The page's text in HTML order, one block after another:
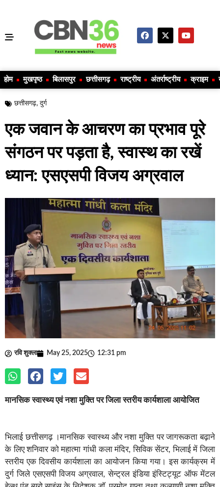
होम मुखपृष्ठ बिलासपुर छत्तीसगढ़ राष्ट्रीय अंतर्राष्ट्रीय क्राइम
छत्तीसगढ़, दुर्ग
एक जवान के आचरण का प्रभाव पूरे
संगठन पर पड़ता है, स्वास्थ का रखें
ध्यान: एसएसपी विजय अग्रवाल
रवि शुक्ला May 25, 2025 12:31 pm
मानसिक स्वास्थ्य एवं नशा मुक्ति पर जिला स्तरीय कार्यशाला आयोजित
भिलाई छत्तीसगढ़ ।मानसिक स्वास्थ्य और नशा मुक्ति पर जागरूकता बढ़ाने
के लिए शनिवार को महात्मा गांधी कला मंदिर, सिविक सेंटर, भिलाई में जिला
स्तरीय एक दिवसीय कार्यशाला का आयोजन किया गया। इस कार्यक्रम में
दुर्ग जिले एसएसपी विजय अग्रवाल, सेन्ट्रल इंडिया इंस्टिट्यूट ऑफ मेंटल